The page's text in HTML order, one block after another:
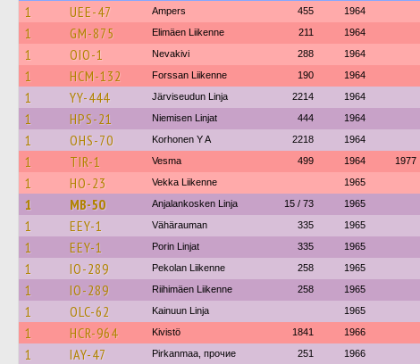
1 UEE-47 Ampers 455 1964
1 GM-875 Elimäen Liikenne 211 1964
1 OIO-1 Nevakivi 288 1964
1 HCM-132 Forssan Liikenne 190 1964
1 YY-444 Järviseudun Linja 2214 1964
1 HPS-21 Niemisen Linjat 444 1964
1 OHS-70 Korhonen Y A 2218 1964
1 TIR-1 Vesma 499 1964 1977
1 HO-23 Vekka Liikenne 1965
1 MB-50 Anjalankosken Linja 15 / 73 1965
1 EEY-1 Vähärauman 335 1965
1 EEY-1 Porin Linjat 335 1965
1 IO-289 Pekolan Liikenne 258 1965
1 IO-289 Riihimäen Liikenne 258 1965
1 OLC-62 Kainuun Linja 1965
1 HCR-964 Kivistö 1841 1966
1 IAY-47 Pirkanmaa, прочие 251 1966